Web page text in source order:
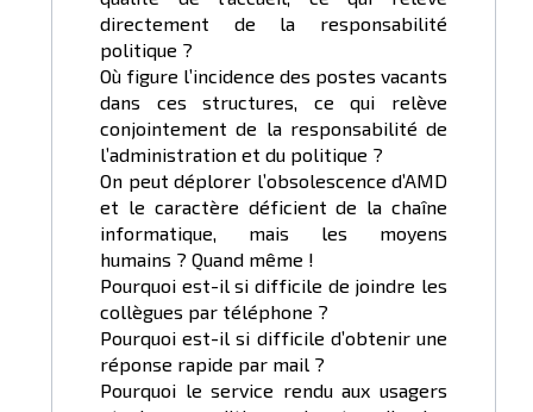
directement de la responsabilité
politique ?
Où figure l’incidence des postes vacants
dans ces structures, ce qui relève
conjointement de la responsabilité de
l’administration et du politique ?
On peut déplorer l’obsolescence d’AMD
et le caractère déficient de la chaîne
informatique, mais les moyens
humains ? Quand même !
Pourquoi est-il si difficile de joindre les
collègues par téléphone ?
Pourquoi est-il si difficile d’obtenir une
réponse rapide par mail ?
Pourquoi le service rendu aux usagers